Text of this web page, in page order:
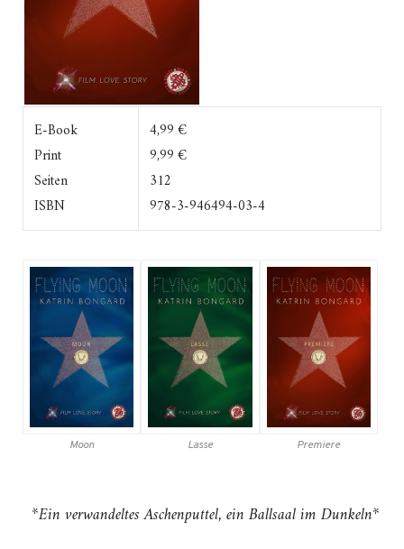
E-Book
Print
Seiten
ISBN
4,99 €
9,99 €
312
978-3-946494-03-4
Moon Lasse Premiere
*Ein verwandeltes Aschenputtel, ein Ballsaal im Dunkeln*